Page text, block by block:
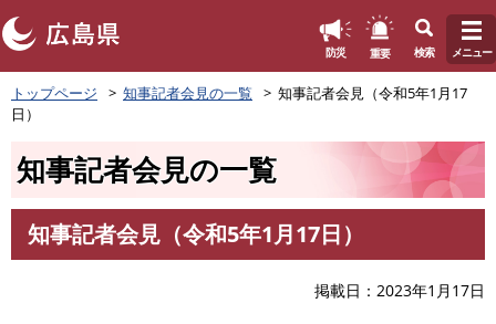
ペ
ー
ジ
。
防災 重要 検索 メニュー
トップページ 知事記者会見の一覧
知事記者会見（令和5年1月17
日）
知事記者会見の一覧
文
知事記者会見（令和5年1月17日）
掲載日 2023年1月17日